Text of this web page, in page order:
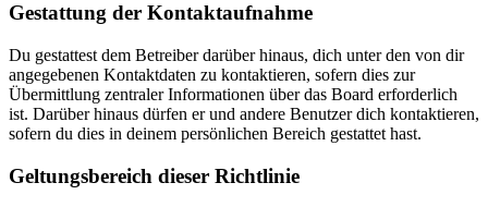
Gestattung der Kontaktaufnahme
Du gestattest dem Betreiber darüber hinaus, dich unter den von dir
angegebenen Kontaktdaten zu kontaktieren, sofern dies zur
Übermittlung zentraler Informationen über das Board erforderlich
ist. Darüber hinaus dürfen er und andere Benutzer dich kontaktieren,
sofern du dies in deinem persönlichen Bereich gestattet hast.
Geltungsbereich dieser Richtlinie